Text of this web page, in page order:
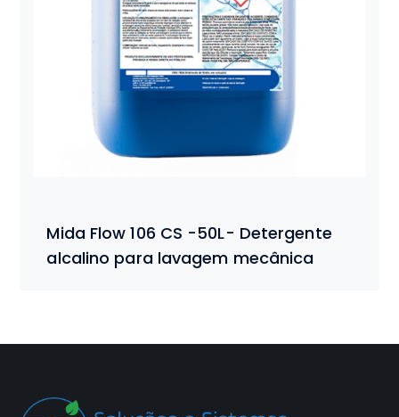
Mida Flow 106 CS -50L- Detergente
alcalino para lavagem mecânica